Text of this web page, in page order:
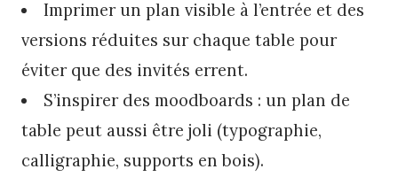
Imprimer un plan visible à l’entrée et des
versions réduites sur chaque table pour
éviter que des invités errent.
S’inspirer des moodboards : un plan de
table peut aussi être joli (typographie,
calligraphie, supports en bois).